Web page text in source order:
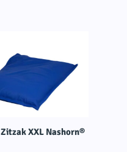
Zitzak XXL Nashorn®